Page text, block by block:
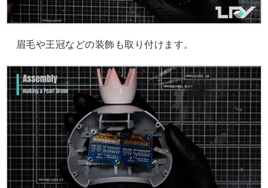
眉毛や王冠などの装飾も取り付けます。